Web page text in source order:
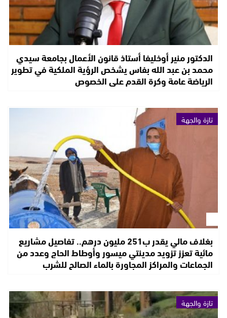
الدكتور منير أوخليفا أستاذ قانون الأعمال بجامعة سيدي
محمد بن عبد الله بفاس يشخص الرؤية الملكية في تطوير
الرياضة عامة وكرة القدم على الخصوص
تازة والجهة
بغلاف مالي يقدر ب251 مليون درهم.. تفاصيل مشاريع
مائية تعزز تزويد مدينتي ميسور وأوطاط الحاج وعدد من
الجماعات والمراكز المجاورة بالماء الصالح للشرب
تازة والجهة